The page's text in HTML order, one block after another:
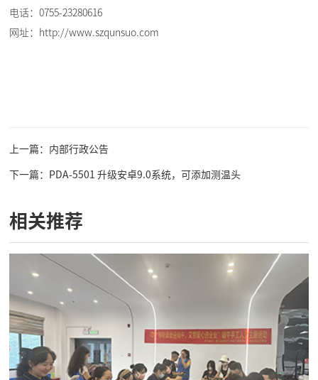
电话：0755-23280616
网址：http://www.szqunsuo.com
上一篇：内部行政公告
下一篇：PDA-5501 升级安卓9.0系统，可添加测温头
相关推荐